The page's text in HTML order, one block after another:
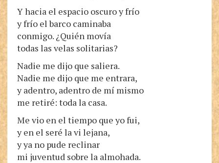
Y hacia el espacio oscuro y frío
y frío el barco caminaba
conmigo. ¿Quién movía
todas las velas solitarias?
Nadie me dijo que saliera.
Nadie me dijo que me entrara,
y adentro, adentro de mí mismo
me retiré: toda la casa.
Me vio en el tiempo que yo fui,
y en el seré la vi lejana,
y ya no pude reclinar
mi juventud sobre la almohada.